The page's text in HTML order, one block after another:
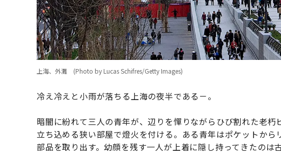
上海、外灘 (Photo by Lucas Schifres/Getty Images)
冷え冷えと小雨が落ちる上海の夜半である－。
暗闇に紛れて三人の青年が、辺りを憚りながらひび割れた老
立ち込める狭い部屋で燈火を付ける。ある青年はポケットか
部品を取り出す。幼顔を残す一人が上着に隠し持ってきたのは